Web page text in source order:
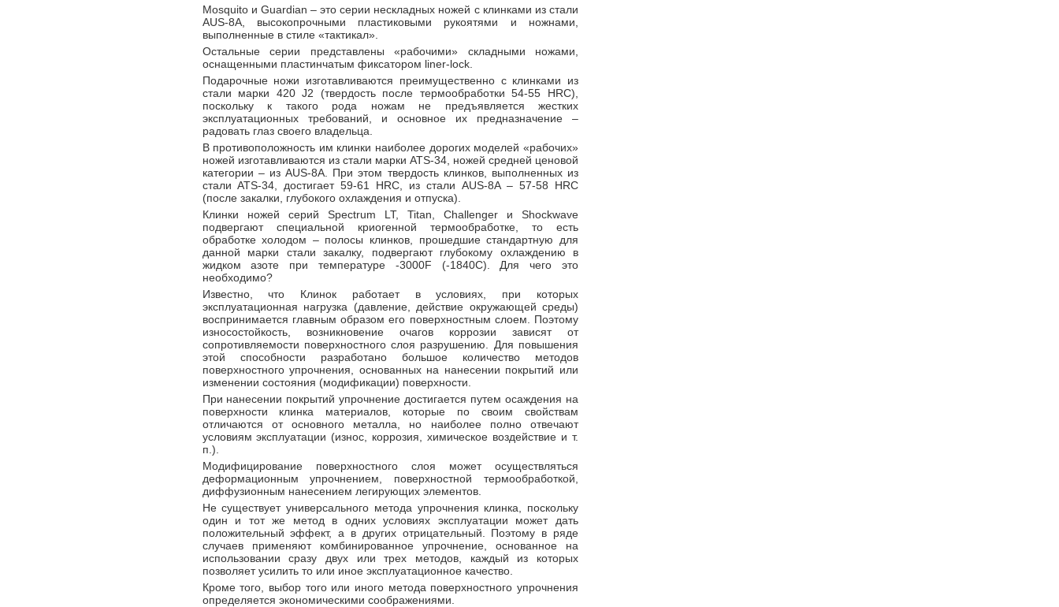
Mosquito и Guardian – это серии нескладных ножей с клинками из стали
AUS-8A, высокопрочными пластиковыми рукоятями и ножнами,
выполненные в стиле «тактикал».
Остальные серии представлены «рабочими» складными ножами,
оснащенными пластинчатым фиксатором liner-lock.
Подарочные ножи изготавливаются преимущественно с клинками из
стали марки 420 J2 (твердость после термообработки 54-55 HRC),
поскольку к такого рода ножам не предъявляется жестких
эксплуатационных требований, и основное их предназначение –
радовать глаз своего владельца.
В противоположность им клинки наиболее дорогих моделей «рабочих»
ножей изготавливаются из стали марки ATS-34, ножей средней ценовой
категории – из AUS-8A. При этом твердость клинков, выполненных из
стали ATS-34, достигает 59-61 HRC, из стали AUS-8A – 57-58 HRC
(после закалки, глубокого охлаждения и отпуска).
Клинки ножей серий Spectrum LT, Titan, Challenger и Shockwave
подвергают специальной криогенной термообработке, то есть
обработке холодом – полосы клинков, прошедшие стандартную для
данной марки стали закалку, подвергают глубокому охлаждению в
жидком азоте при температуре -3000F (-1840С). Для чего это
необходимо?
Известно, что Клинок работает в условиях, при которых
эксплуатационная нагрузка (давление, действие окружающей среды)
воспринимается главным образом его поверхностным слоем. Поэтому
износостойкость, возникновение очагов коррозии зависят от
сопротивляемости поверхностного слоя разрушению. Для повышения
этой способности разработано большое количество методов
поверхностного упрочнения, основанных на нанесении покрытий или
изменении состояния (модификации) поверхности.
При нанесении покрытий упрочнение достигается путем осаждения на
поверхности клинка материалов, которые по своим свойствам
отличаются от основного металла, но наиболее полно отвечают
условиям эксплуатации (износ, коррозия, химическое воздействие и т.
п.).
Модифицирование поверхностного слоя может осуществляться
деформационным упрочнением, поверхностной термообработкой,
диффузионным нанесением легирующих элементов.
Не существует универсального метода упрочнения клинка, поскольку
один и тот же метод в одних условиях эксплуатации может дать
положительный эффект, а в других отрицательный. Поэтому в ряде
случаев применяют комбинированное упрочнение, основанное на
использовании сразу двух или трех методов, каждый из которых
позволяет усилить то или иное эксплуатационное качество.
Кроме того, выбор того или иного метода поверхностного упрочнения
определяется экономическими соображениями.